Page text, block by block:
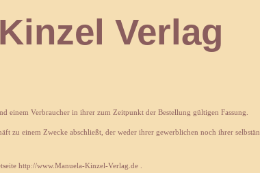
Verlag
einem Verbraucher in ihrer zum Zeitpunkt der Bestellung gültigen Fassung.
zu einem Zwecke abschließt, der weder ihrer gewerblichen noch ihrer
http://www.Manuela-Kinzel-Verlag.de .